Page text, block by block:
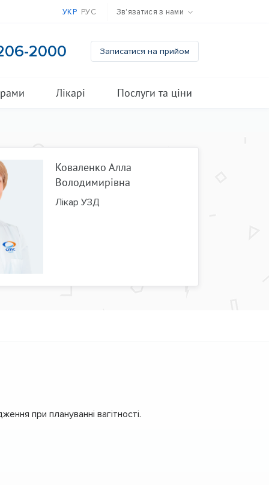
УКР РУС Зв'язатися з нами
2000 Записатися на прийом
Лікарі Послуги та ціни
Коваленко Алла
Володимирівна
Лікар УЗД
при плануванні вагітності.